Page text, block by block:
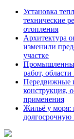
Установка
технические
отопления
Архитектура
изменили
участке
работ,
Передвижные
конструкция,
применения
Жильё у моря:
долгосрочную